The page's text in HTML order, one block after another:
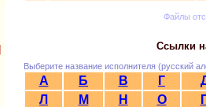
Файлы
Ссылки
Выберите название исполнителя (русский
А Б В Г
Л
М Н О